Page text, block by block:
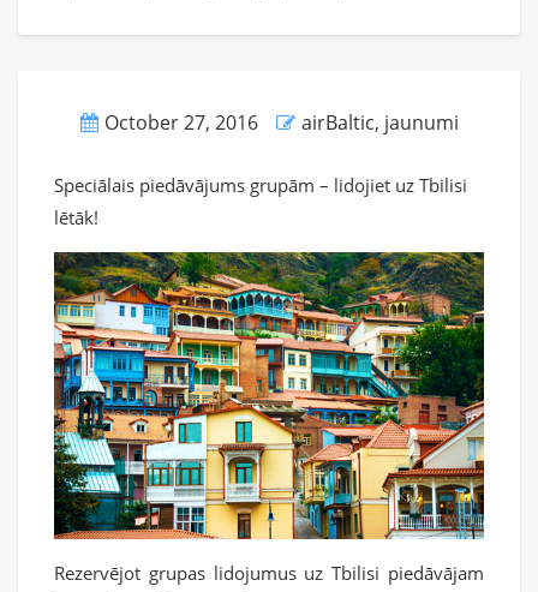
October 27, 2016 airBaltic, jaunumi
Speciālais piedāvājums grupām – lidojiet uz Tbilisi
lētāk!
Rezervējot grupas lidojumus uz Tbilisi piedāvājam